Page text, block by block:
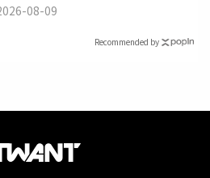
08-09
Recommended by